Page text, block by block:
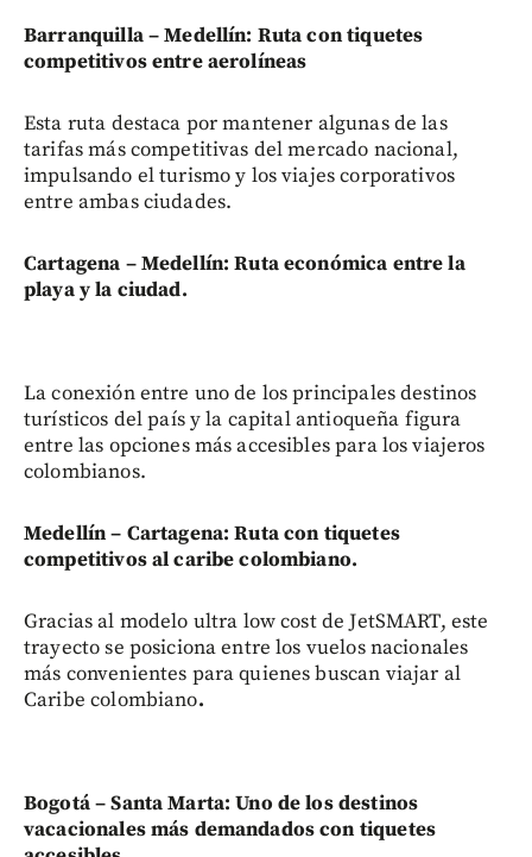
Barranquilla – Medellín: Ruta con tiquetes
competitivos entre aerolíneas
Esta ruta destaca por mantener algunas de las
tarifas más competitivas del mercado nacional,
impulsando el turismo y los viajes corporativos
entre ambas ciudades.
Cartagena – Medellín: Ruta económica entre la
playa y la ciudad.
La conexión entre uno de los principales destinos
turísticos del país y la capital antioqueña figura
entre las opciones más accesibles para los viajeros
colombianos.
Medellín – Cartagena: Ruta con tiquetes
competitivos al caribe colombiano.
Gracias al modelo ultra low cost de JetSMART, este
trayecto se posiciona entre los vuelos nacionales
más convenientes para quienes buscan viajar al
Caribe colombiano.
Bogotá – Santa Marta: Uno de los destinos
vacacionales más demandados con tiquetes